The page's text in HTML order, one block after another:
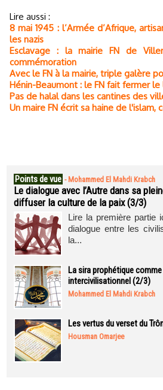
Lire aussi :
8 mai 1945 : l’Armée d’Afrique,
les nazis
Esclavage : la mairie FN de
commémoration
Avec le FN à la mairie, triple galère
Hénin-Beaumont : le FN fait fermer le
Pas de halal dans les cantines des
Un maire FN écrit sa haine de l'islam,
Points de vue - Mohammed El Mahdi Krabch
Le dialogue avec l’Autre dans sa
diffuser la culture de la paix (3/3)
Lire la première partie
dialogue entre les
la...
La sira prophétique
intercivilisationnel (2/3)
Mohammed El Mahdi Krabch
Les vertus du verset du
Housman Omarjee